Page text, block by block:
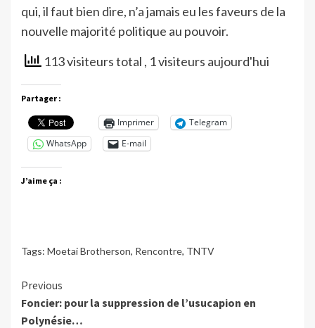
qui, il faut bien dire, n’a jamais eu les faveurs de la
nouvelle majorité politique au pouvoir.
113 visiteurs total , 1 visiteurs aujourd'hui
Partager :
Imprimer
Telegram
WhatsApp
E-mail
J’aime ça :
Tags: Moetai Brotherson, Rencontre, TNTV
Continue
Reading
Previous
Foncier: pour la suppression de l’usucapion en
Polynésie…